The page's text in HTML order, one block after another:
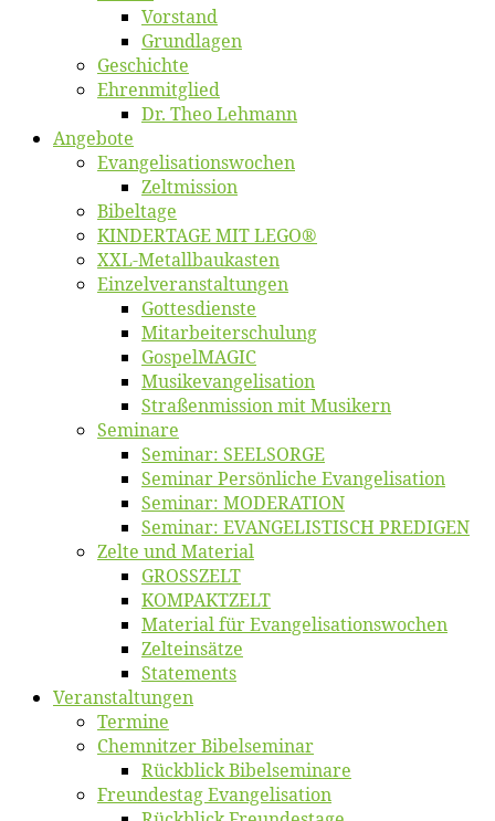
Vor­stand
Grund­la­gen
Ge­schich­te
Eh­ren­mit­glied
Dr. Theo Lehmann
An­ge­bo­te
Evangelisa­tions­wo­chen
Zelt­mis­si­on
Bi­bel­ta­ge
KINDERTAGE MIT LEGO®
XXL-Me­­tal­l­­bau­­kas­­ten
Einzelver­an­stal­tungen
Got­tes­diens­te
Mitarbeiter­schulung
Gos­pel­MA­GIC
Musikevan­ge­li­sa­tion
Straßenmis­sion mit Musikern
Se­mi­na­re
Se­mi­nar: SEELSORGE
Se­mi­nar Per­sön­li­che Evangelisation
Se­mi­nar: MODERATION
Se­mi­nar: EVANGELISTISCH PREDIGEN
Zel­te und Material
GROSSZELT
KOMPAKTZELT
Ma­te­ri­al für Evangelisationswochen
Zelt­ein­sät­ze
State­ments
Ver­an­stal­tun­gen
Ter­mi­ne
Chemnit­zer Bibelseminar
Rück­blick Bibelseminare
Freun­des­tag Evangelisation